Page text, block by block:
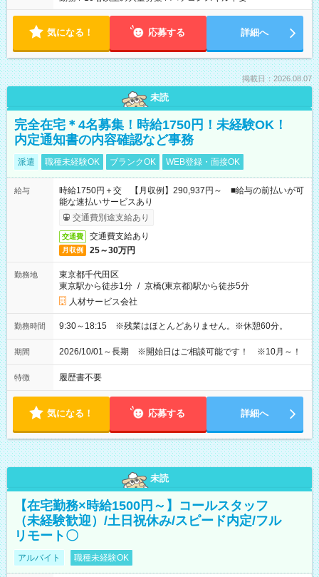
気になる！ 応募する 詳細へ
掲載日：2026.08.07
未読
完全在宅＊4名募集！時給1750円！未経験OK！
内定通知書の内容確認など事務
派遣 職種未経験OK ブランクOK WEB登録・面接OK
給与
時給1750円＋交 【月収例】290,937円～ ■給与の前払いが可
能な速払いサービスあり
交通費別途支給あり
交通費 交通費支給あり
月収例 25～30万円
勤務地
東京都千代田区
東京駅から徒歩1分 / 京橋(東京都)駅から徒歩5分
人材サービス会社
勤務時間 9:30～18:15 ※残業はほとんどありません。※休憩60分。
期間 2026/10/01～長期 ※開始日はご相談可能です！ ※10月～！
特徴 履歴書不要
気になる！ 応募する 詳細へ
未読
【在宅勤務×時給1500円～】コールスタッフ
（未経験歓迎）/土日祝休み/スピード内定/フル
リモート〇
アルバイト 職種未経験OK